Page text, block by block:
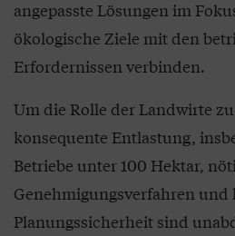
angepasste Lösungen im
ökologische Ziele mit den
Erfordernissen verbinden.
Um die Rolle der Landwirte
konsequente Entlastung,
Betriebe unter 100 Hektar,
Genehmigungsverfahren und
Planungssicherheit sind